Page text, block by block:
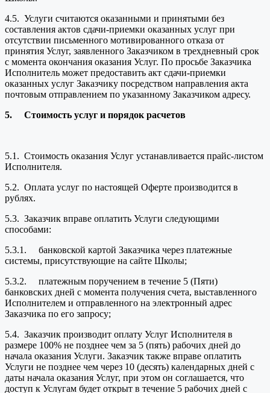
4.5. Услуги считаются оказанными и принятыми без
составления актов сдачи-приемки оказанных услуг при
отсутствии письменного мотивированного отказа от
принятия Услуг, заявленного Заказчиком в трехдневный срок
с момента окончания оказания Услуг. По просьбе Заказчика
Исполнитель может предоставить акт сдачи-приемки
оказанных услуг Заказчику посредством направления акта
почтовым отправлением по указанному Заказчиком адресу.
5. Стоимость услуг и порядок расчетов
5.1. Стоимость оказания Услуг устанавливается прайс-листом
Исполнителя.
5.2. Оплата услуг по настоящей Оферте производится в
рублях.
5.3. Заказчик вправе оплатить Услуги следующими
способами:
5.3.1. банковской картой Заказчика через платежные
системы, присутствующие на сайте Школы;
5.3.2. платежным поручением в течение 5 (Пяти)
банковских дней с момента получения счета, выставленного
Исполнителем и отправленного на электронный адрес
Заказчика по его запросу;
5.4. Заказчик производит оплату Услуг Исполнителя в
размере 100% не позднее чем за 5 (пять) рабочих дней до
начала оказания Услуги. Заказчик также вправе оплатить
Услуги не позднее чем через 10 (десять) календарных дней с
даты начала оказания Услуг, при этом он соглашается, что
доступ к Услугам будет открыт в течение 5 рабочих дней с